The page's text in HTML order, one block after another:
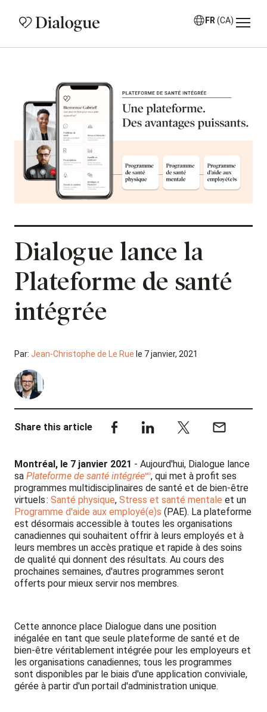
FR (CA)
Dialogue lance la
Plateforme de santé
intégrée
Par: Jean-Christophe de Le Rue le 7 janvier, 2021
Share this article
Montréal, le 7 janvier 2021 - Aujourd'hui, Dialogue lance
sa Plateforme de santé intégrée🅫, qui met à profit ses
programmes multidisciplinaires de santé et de bien-être
virtuels : Santé physique, Stress et santé mentale et un
Programme d'aide aux employé(e)s (PAE). La plateforme
est désormais accessible à toutes les organisations
canadiennes qui souhaitent offrir à leurs employés et à
leurs membres un accès pratique et rapide à des soins
de qualité qui donnent des résultats. Au cours des
prochaines semaines, d'autres programmes seront
offerts pour mieux servir nos membres.
Cette annonce place Dialogue dans une position
inégalée en tant que seule plateforme de santé et de
bien-être véritablement intégrée pour les employeurs et
les organisations canadiennes; tous les programmes
sont disponibles par le biais d'une application conviviale,
gérée à partir d'un portail d'administration unique.